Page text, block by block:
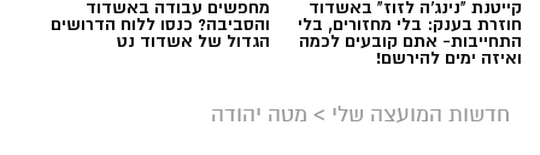
קייטנת "נינג'ה לזוז" באשדוד
חוזרת בענק: בלי מחזורים, בלי
התחייבות- אתם קובעים לכמה
ואיזה ימים להירשם!
מחפשים עבודה באשדוד
והסביבה? כנסו ללוח הדרושים
הגדול של אשדוד נט
חדשות המועצה שלי > מטה יהודה